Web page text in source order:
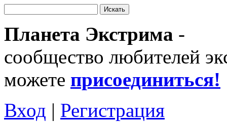
Планета Экстрима -
сообщество любителей
можете присоединиться!
Вход | Регистрация